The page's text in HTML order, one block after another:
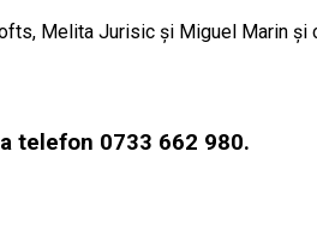
Melita Jurisic şi Miguel Marin și
telefon 0733 662 980.